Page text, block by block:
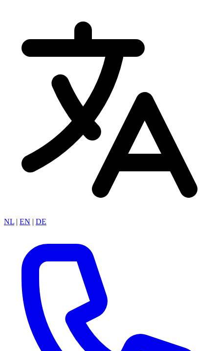
NL | EN | DE